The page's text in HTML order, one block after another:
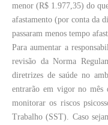
menor (R$ 1.977,35) do
afastamento (por conta da
passaram menos tempo
Para aumentar a
revisão da Norma
diretrizes de saúde no
entrarão em vigor no mês
monitorar os riscos
Trabalho (SST). Caso